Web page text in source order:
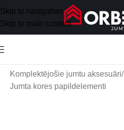
Skip to navigation
Skip to main content
Komplektējošie jumtu aksesuāri/
Jumta kores papildelementi